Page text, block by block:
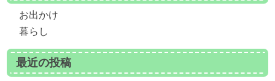
お出かけ
暮らし
最近の投稿